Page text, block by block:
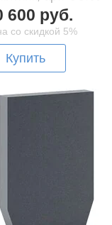
600 руб.
со скидкой 5%
Купить